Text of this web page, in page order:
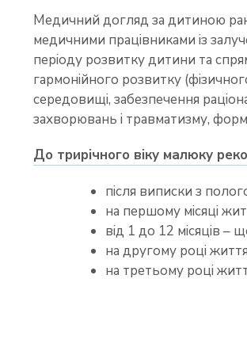
Медичний догляд за дитиною
медичними працівниками із
періоду розвитку дитини та
гармонійного розвитку
середовищі, забезпечення
захворювань і травматизму,
До трирічного віку малюку
після виписки з
на першому місяці
від 1 до 12 місяців –
на другому році
на третьому році